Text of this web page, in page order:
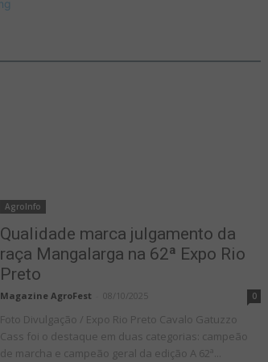
AgroInfo
Qualidade marca julgamento da
raça Mangalarga na 62ª Expo Rio
Preto
Magazine AgroFest 08/10/2025 0
Foto Divulgação / Expo Rio Preto Cavalo Gatuzzo
Cass foi o destaque em duas categorias: campeão
de marcha e campeão geral da edição A 62ª...